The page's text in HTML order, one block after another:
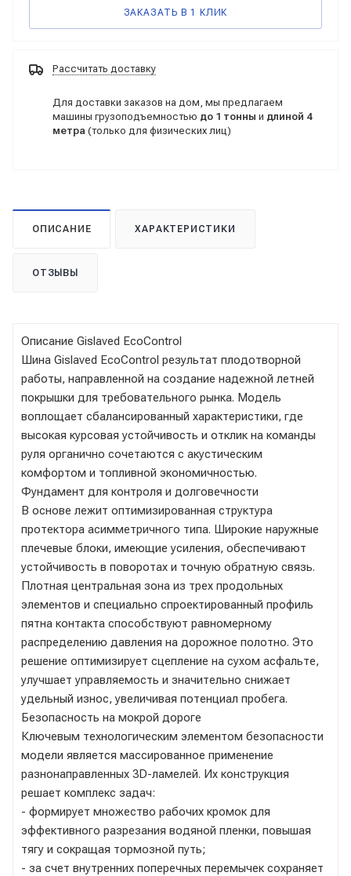
ЗАКАЗАТЬ В 1 КЛИК
Рассчитать доставку
Для доставки заказов на дом, мы предлагаем
машины грузоподъемностью до 1 тонны и длиной 4
метра (только для физических лиц)
ОПИСАНИЕ ХАРАКТЕРИСТИКИ
ОТЗЫВЫ
Описание Gislaved EcoControl
Шина Gislaved EcoControl результат плодотворной
работы, направленной на создание надежной летней
покрышки для требовательного рынка. Модель
воплощает сбалансированный характеристики, где
высокая курсовая устойчивость и отклик на команды
руля органично сочетаются с акустическим
комфортом и топливной экономичностью.
Фундамент для контроля и долговечности
В основе лежит оптимизированная структура
протектора асимметричного типа. Широкие наружные
плечевые блоки, имеющие усиления, обеспечивают
устойчивость в поворотах и точную обратную связь.
Плотная центральная зона из трех продольных
элементов и специально спроектированный профиль
пятна контакта способствуют равномерному
распределению давления на дорожное полотно. Это
решение оптимизирует сцепление на сухом асфальте,
улучшает управляемость и значительно снижает
удельный износ, увеличивая потенциал пробега.
Безопасность на мокрой дороге
Ключевым технологическим элементом безопасности
модели является массированное применение
разнонаправленных 3D-ламелей. Их конструкция
решает комплекс задач:
- формирует множество рабочих кромок для
эффективного разрезания водяной пленки, повышая
тягу и сокращая тормозной путь;
- за счет внутренних поперечных перемычек сохраняет